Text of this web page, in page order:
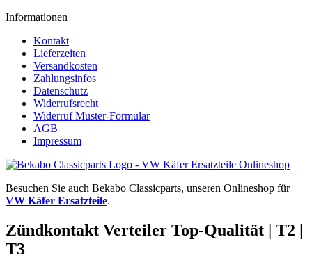
Informationen
Kontakt
Lieferzeiten
Versandkosten
Zahlungsinfos
Datenschutz
Widerrufsrecht
Widerruf Muster-Formular
AGB
Impressum
Besuchen Sie auch Bekabo Classicparts, unseren Onlineshop für
VW Käfer Ersatzteile.
Zündkontakt Verteiler Top-Qualität | T2 |
T3